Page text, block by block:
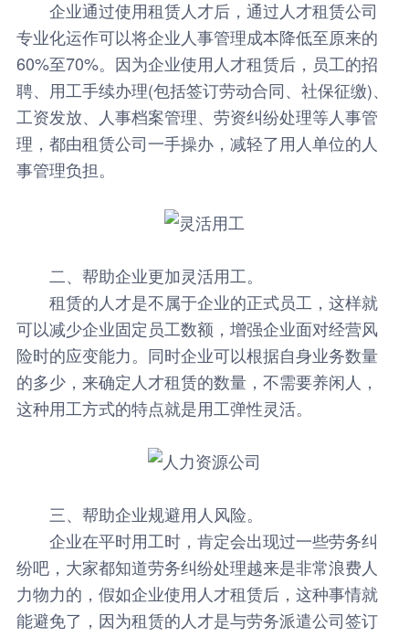
企业通过使用租赁人才后，通过人才租赁公司
专业化运作可以将企业人事管理成本降低至原来的
60%至70%。因为企业使用人才租赁后，员工的招
聘、用工手续办理(包括签订劳动合同、社保征缴)、
工资发放、人事档案管理、劳资纠纷处理等人事管
理，都由租赁公司一手操办，减轻了用人单位的人
事管理负担。
二、帮助企业更加灵活用工。
租赁的人才是不属于企业的正式员工，这样就
可以减少企业固定员工数额，增强企业面对经营风
险时的应变能力。同时企业可以根据自身业务数量
的多少，来确定人才租赁的数量，不需要养闲人，
这种用工方式的特点就是用工弹性灵活。
三、帮助企业规避用人风险。
企业在平时用工时，肯定会出现过一些劳务纠
纷吧，大家都知道劳务纠纷处理越来是非常浪费人
力物力的，假如企业使用人才租赁后，这种事情就
能避免了，因为租赁的人才是与劳务派遣公司签订